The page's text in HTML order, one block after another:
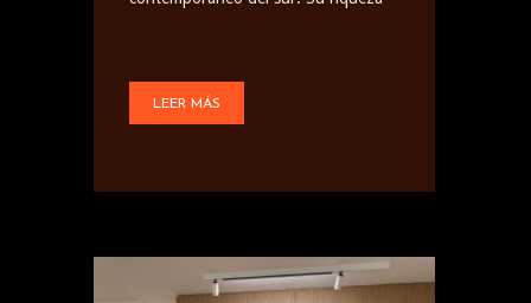
LEER MÁS